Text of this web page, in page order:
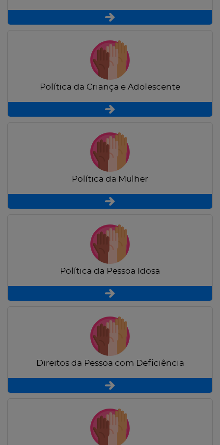
Política da Criança e Adolescente
Política da Mulher
Política da Pessoa Idosa
Direitos da Pessoa com Deficiência